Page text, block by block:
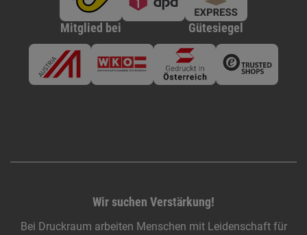
Mitglied bei Gütesiegel
Wir suchen Verstärkung!
Bei Druckraum arbeiten Menschen mit Leidenschaft für